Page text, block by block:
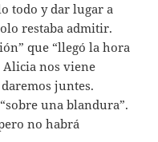
todo y dar lugar a
restaba admitir.
que “llegó la hora
Alicia nos viene
juntes.
una blandura”.
no habrá